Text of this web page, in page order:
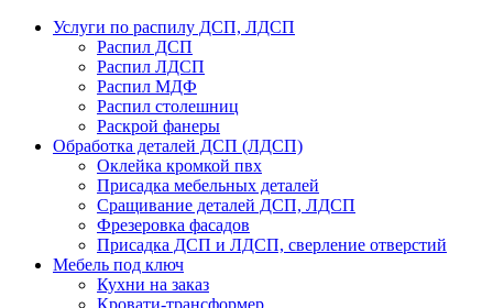
Услуги по распилу ДСП, ЛДСП
Распил ДСП
Распил ЛДСП
Распил МДФ
Распил столешниц
Раскрой фанеры
Обработка деталей ДСП (ЛДСП)
Оклейка кромкой пвх
Присадка мебельных деталей
Сращивание деталей ДСП, ЛДСП
Фрезеровка фасадов
Присадка ДСП и ЛДСП, сверление отверстий
Мебель под ключ
Кухни на заказ
Кровати-трансформер